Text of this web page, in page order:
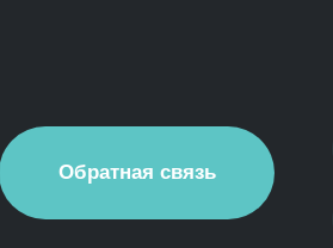
Обратная связь